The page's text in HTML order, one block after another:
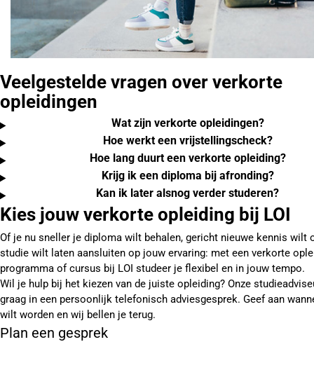
Veelgestelde vragen over verkorte
opleidingen
Wat zijn verkorte opleidingen?
Hoe werkt een vrijstellingscheck?
Hoe lang duurt een verkorte opleiding?
Krijg ik een diploma bij afronding?
Kan ik later alsnog verder studeren?
Kies jouw verkorte opleiding bij LOI
Of je nu sneller je diploma wilt behalen, gericht nieuwe kennis wilt
studie wilt laten aansluiten op jouw ervaring: met een verkorte
programma of cursus bij LOI studeer je flexibel en in jouw tempo.
Wil je hulp bij het kiezen van de juiste opleiding? Onze
graag in een persoonlijk telefonisch adviesgesprek. Geef aan
wilt worden en wij bellen je terug.
Plan een gesprek